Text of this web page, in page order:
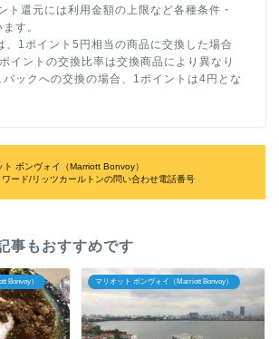
ト還元には利用金額の上限など各種条件・
す。
、1ポイント5円相当の商品に交換した場合
イントの交換比率は交換商品により異なり
バックへの交換の場合、1ポイントは4円とな
ト ボンヴォイ（Marriott Bonvoy）
ード/リッツカールトンの問い合わせ電話番号
事もおすすめです
Bonvoy） マリオット ボンヴォイ（Marriott Bonvoy）